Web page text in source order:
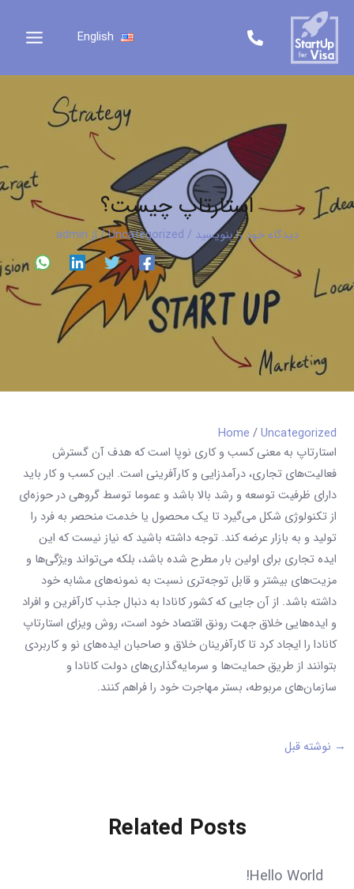
محتوا
English
استارتاپ چیست؟
دیدگاه‌ خود را بنویسید /
Uncategorized/ از admin
Home /Uncategorized
استارتاپ به معنی کسب و کاری نوپا است که هدف آن گسترش
فعالیت‌های تجاری، درآمدزایی و کارآفرینی است. این کسب و کار باید
دارای ظرفیت توسعه و رشد بالا باشد و عموما توسط گروهی در حوزه‌ای
از تکنولوژی شکل می‌گیرد تا یک محصول یا خدمت منحصر به فرد را
تولید و به بازار عرضه کند. توجه داشته باشید که نیاز نیست که این
ایده‌ تجاری برای اولین بار مطرح شده باشد، بلکه می‌تواند ویژگی‌ها و
مزیت‌های بیشتر و قابل توجه‌تری نسبت به نمونه‌های مشابه خود
داشته باشد. از آن جایی که کشور کانادا به دنبال جذب کارآفرین و افراد
و ایده‌هایی خلاق جهت رونق اقتصاد خود است، روش ویزای استارتاپ
کانادا را ایجاد کرد تا کارآفرینان خلاق و صاحبان ایده‌های نو و کاربردی
بتوانند از طریق حمایت‌ها و سرمایه‌گذاری‌های دولت کانادا و
سازمان‌های مربوطه، بستر مهاجرت خود را فراهم کنند.
→ نوشته قبل
Related Posts
Hello World!